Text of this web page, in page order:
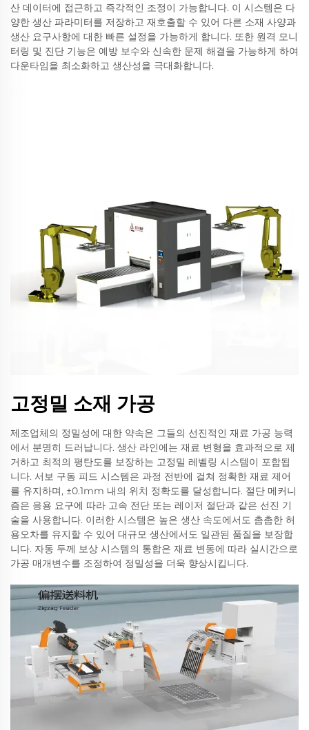
산 데이터에 접근하고 즉각적인 조정이 가능합니다. 이 시스템은 다
양한 생산 파라미터를 저장하고 재호출할 수 있어 다른 소재 사양과
생산 요구사항에 대한 빠른 설정을 가능하게 합니다. 또한 원격 모니
터링 및 진단 기능은 예방 보수와 신속한 문제 해결을 가능하게 하여
다운타임을 최소화하고 생산성을 극대화합니다.
고정밀 소재 가공
제조업체의 정밀성에 대한 약속은 그들의 선진적인 재료 가공 능력
에서 분명히 드러납니다. 생산 라인에는 재료 변형을 효과적으로 제
거하고 최적의 평탄도를 보장하는 고정밀 레벨링 시스템이 포함됩
니다. 서보 구동 피드 시스템은 과정 전반에 걸쳐 정확한 재료 제어
를 유지하며, ±0.1mm 내의 위치 정확도를 달성합니다. 절단 메커니
즘은 응용 요구에 따라 고속 전단 또는 레이저 절단과 같은 선진 기
술을 사용합니다. 이러한 시스템은 높은 생산 속도에서도 촘촘한 허
용오차를 유지할 수 있어 대규모 생산에서도 일관된 품질을 보장합
니다. 자동 두께 보상 시스템의 통합은 재료 변동에 따라 실시간으로
가공 매개변수를 조정하여 정밀성을 더욱 향상시킵니다.